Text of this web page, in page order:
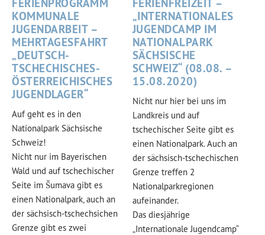
FERIENPROGRAMM
KOMMUNALE
JUGENDARBEIT –
MEHRTAGESFAHRT
„DEUTSCH-
TSCHECHISCHES-
ÖSTERREICHISCHES
JUGENDLAGER“
Auf geht es in den
Nationalpark Sächsische
Schweiz!
Nicht nur im Bayerischen
Wald und auf tschechischer
Seite im Šumava gibt es
einen Nationalpark, auch an
der sächsisch-tschechsichen
Grenze gibt es zwei
FERIENFREIZEIT –
„INTERNATIONALES
JUGENDCAMP IM
NATIONALPARK
SÄCHSISCHE
SCHWEIZ“ (08.08. –
15.08.2020)
Nicht nur hier bei uns im
Landkreis und auf
tschechischer Seite gibt es
einen Nationalpark. Auch an
der sächsisch-tschechischen
Grenze treffen 2
Nationalparkregionen
aufeinander.
Das diesjährige
„Internationale Jugendcamp“